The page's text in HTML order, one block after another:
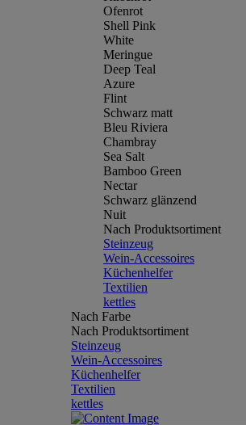
Ofenrot
Shell Pink
White
Meringue
Deep Teal
Azure
Flint
Schwarz matt
Bleu Riviera
Chambray
Sea Salt
Bamboo Green
Nectar
Schwarz glänzend
Nuit
Nach Produktsortiment
Steinzeug
Wein-Accessoires
Küchenhelfer
Textilien
kettles
Nach Farbe
Nach Produktsortiment
Steinzeug
Wein-Accessoires
Küchenhelfer
Textilien
kettles